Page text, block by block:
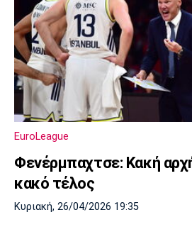
EuroLeague
Φενέρμπαχτσε: Κακή
κακό τέλος
Κυριακή, 26/04/2026 19:35